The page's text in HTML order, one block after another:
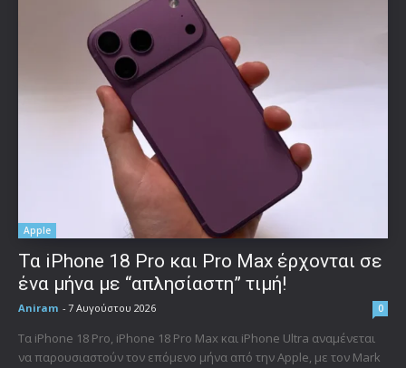
Apple
Τα iPhone 18 Pro και Pro Max έρχονται σε
ένα μήνα με “απλησίαστη” τιμή!
Aniram - 7 Αυγούστου 2026 0
Τα iPhone 18 Pro, iPhone 18 Pro Max και iPhone Ultra αναμένεται
να παρουσιαστούν τον επόμενο μήνα από την Apple, με τον Mark